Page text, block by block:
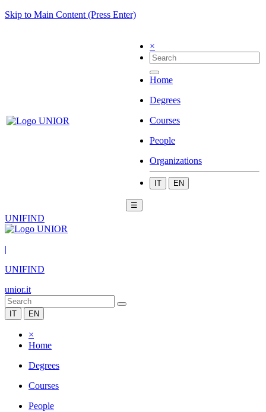
Skip to Main Content (Press Enter)
×
Home
Degrees
Courses
People
Organizations
IT EN
☰
UNIFIND
|
UNIFIND
unior.it
IT EN
×
Home
Degrees
Courses
People